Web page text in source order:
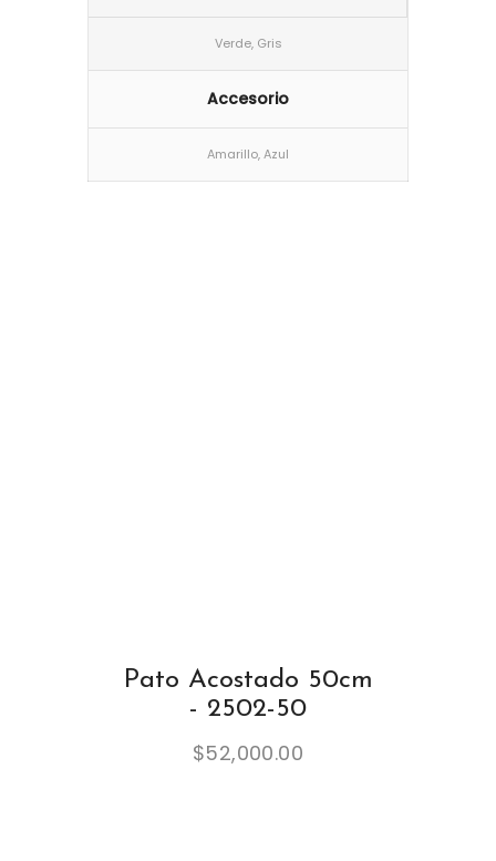
Verde, Gris
Accesorio
Amarillo, Azul
Pato Acostado 50cm
- 2502-50
$52,000.00